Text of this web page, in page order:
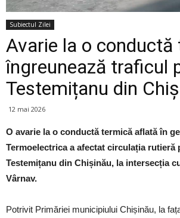
Subiectul Zilei
Avarie la o conductă
îngreunează traficul
Testemițanu din
12 mai 2026
O avarie la o conductă termică aflată în
Termoelectrica a afectat circulația rutieră
Testemițanu din Chișinău, la intersecția
Vârnav.
Potrivit Primăriei municipiului Chișinău, la